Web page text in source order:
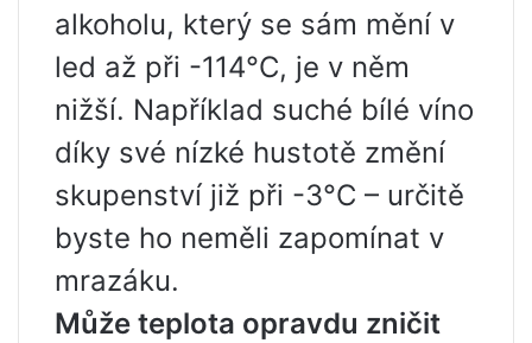
alkoholu, který se sám mění v
led až při -114°C, je v něm
nižší. Například suché bílé víno
díky své nízké hustotě změní
skupenství již při -3°C – určitě
byste ho neměli zapomínat v
mrazáku.
Může teplota opravdu zničit